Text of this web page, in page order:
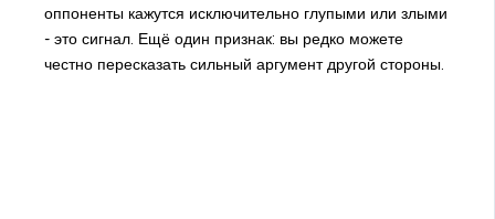
оппоненты кажутся исключительно глупыми или злыми
- это сигнал. Ещё один признак: вы редко можете
честно пересказать сильный аргумент другой стороны.